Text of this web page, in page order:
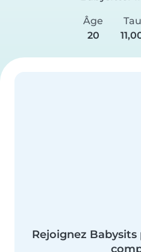
Âge
20
Rejoignez